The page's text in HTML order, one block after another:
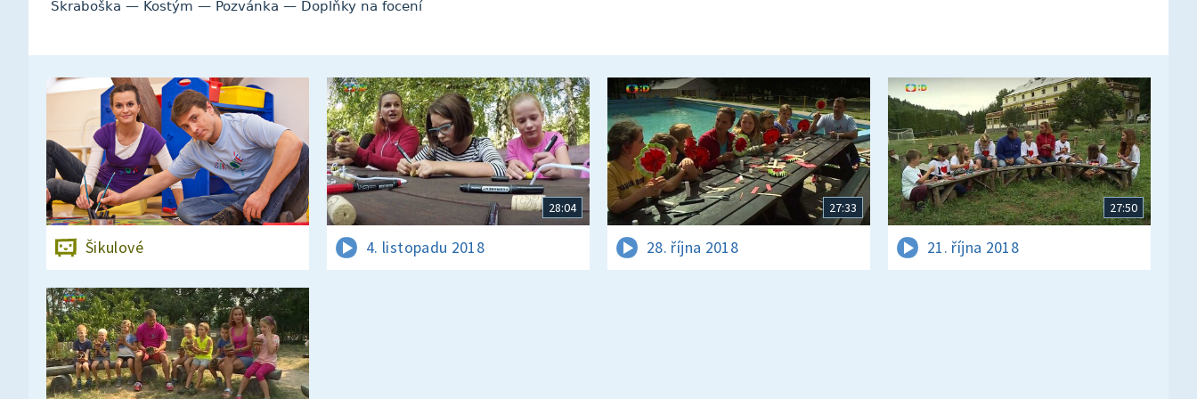
Škraboška — Kostým — Pozvánka — Doplňky na focení
Šikulové
28:04
4. listopadu 2018
27:33
28. října 2018
27:50
21. října 2018